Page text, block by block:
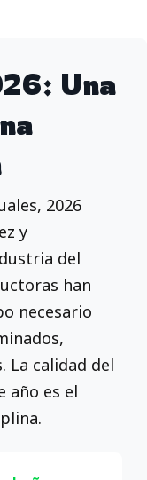
Una
2026
y
del
han
necesario
La calidad del
año es el